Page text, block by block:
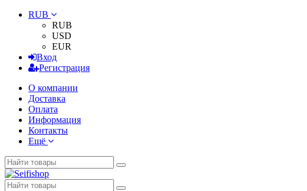
RUB
RUB
USD
EUR
Вход
Регистрация
О компании
Доставка
Оплата
Информация
Контакты
Ещё